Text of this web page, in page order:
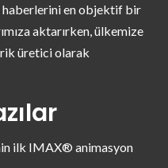
haberlerini en objektif bir
aktarırken, ülkemize
üretici olarak
ilk IMAX® animasyon